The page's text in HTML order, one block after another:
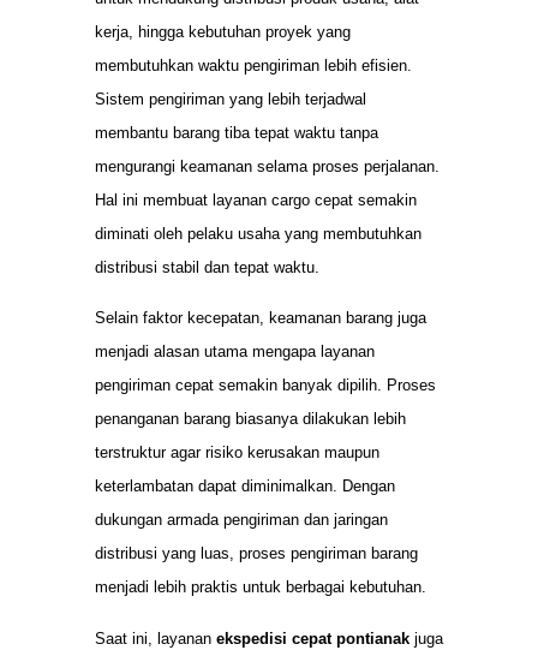
kerja, hingga kebutuhan proyek yang
membutuhkan waktu pengiriman lebih efisien.
Sistem pengiriman yang lebih terjadwal
membantu barang tiba tepat waktu tanpa
mengurangi keamanan selama proses perjalanan.
Hal ini membuat layanan cargo cepat semakin
diminati oleh pelaku usaha yang membutuhkan
distribusi stabil dan tepat waktu.
Selain faktor kecepatan, keamanan barang juga
menjadi alasan utama mengapa layanan
pengiriman cepat semakin banyak dipilih. Proses
penanganan barang biasanya dilakukan lebih
terstruktur agar risiko kerusakan maupun
keterlambatan dapat diminimalkan. Dengan
dukungan armada pengiriman dan jaringan
distribusi yang luas, proses pengiriman barang
menjadi lebih praktis untuk berbagai kebutuhan.
Saat ini, layanan ekspedisi cepat pontianak juga